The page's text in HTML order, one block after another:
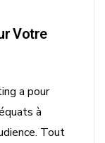
Votre
a pour
à
Tout